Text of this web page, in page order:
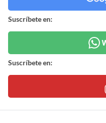
Suscríbete en:
Suscríbete en: